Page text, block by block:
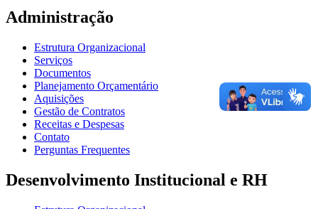
Administração
Estrutura Organizacional
Serviços
Documentos
Planejamento Orçamentário
Aquisições
Gestão de Contratos
Receitas e Despesas
Contato
Perguntas Frequentes
Desenvolvimento Institucional e RH